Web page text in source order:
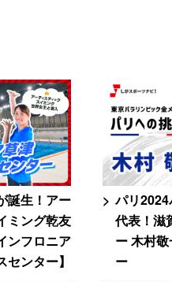
誕生！アー
ミング乾友
ンフロニア
ンター】
パリ
代表！滋
ー 木村
ー